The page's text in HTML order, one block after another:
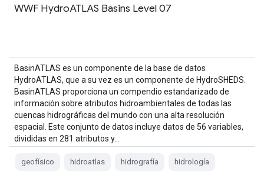
WWF HydroATLAS Basins Level 07
BasinATLAS es un componente de la base de datos
HydroATLAS, que a su vez es un componente de HydroSHEDS.
BasinATLAS proporciona un compendio estandarizado de
información sobre atributos hidroambientales de todas las
cuencas hidrográficas del mundo con una alta resolución
espacial. Este conjunto de datos incluye datos de 56 variables,
divididas en 281 atributos y…
geofísico hidroatlas hidrografía hidrología